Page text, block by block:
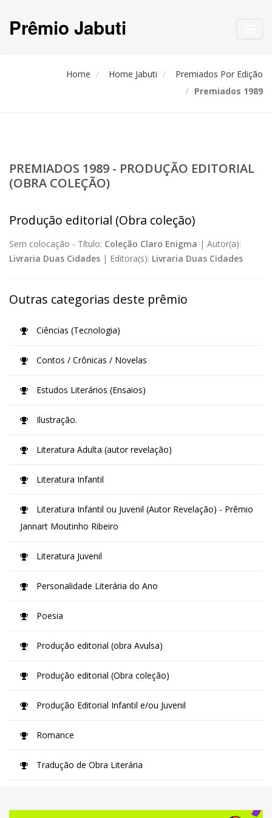
Prêmio Jabuti
Home Home Jabuti
Premiados Por Edição
Premiados 1989
PREMIADOS 1989 - PRODUÇÃO EDITORIAL
(OBRA COLEÇÃO)
Produção editorial (Obra coleção)
Sem colocação - Título: Coleção Claro Enigma | Autor(a):
Livraria Duas Cidades | Editora(s): Livraria Duas Cidades
Outras categorias deste prêmio
Ciências (Tecnologia)
Contos / Crônicas / Novelas
Estudos Literários (Ensaios)
Ilustração.
Literatura Adulta (autor revelação)
Literatura Infantil
Literatura Infantil ou Juvenil (Autor Revelação) - Prêmio
Jannart Moutinho Ribeiro
Literatura Juvenil
Personalidade Literária do Ano
Poesia
Produção editorial (obra Avulsa)
Produção editorial (Obra coleção)
Produção Editorial Infantil e/ou Juvenil
Romance
Tradução de Obra Literária